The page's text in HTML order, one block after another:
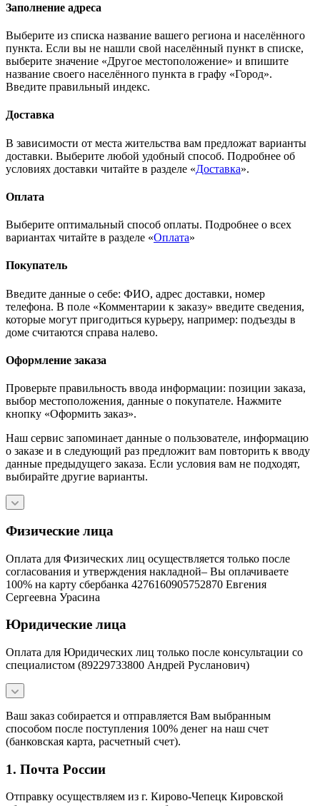
Заполнение адреса
Выберите из списка название вашего региона и населённого
пункта. Если вы не нашли свой населённый пункт в списке,
выберите значение «Другое местоположение» и впишите
название своего населённого пункта в графу «Город».
Введите правильный индекс.
Доставка
В зависимости от места жительства вам предложат варианты
доставки. Выберите любой удобный способ. Подробнее об
условиях доставки читайте в разделе «Доставка».
Оплата
Выберите оптимальный способ оплаты. Подробнее о всех
вариантах читайте в разделе «Оплата»
Покупатель
Введите данные о себе: ФИО, адрес доставки, номер
телефона. В поле «Комментарии к заказу» введите сведения,
которые могут пригодиться курьеру, например: подъезды в
доме считаются справа налево.
Оформление заказа
Проверьте правильность ввода информации: позиции заказа,
выбор местоположения, данные о покупателе. Нажмите
кнопку «Оформить заказ».
Наш сервис запоминает данные о пользователе, информацию
о заказе и в следующий раз предложит вам повторить к вводу
данные предыдущего заказа. Если условия вам не подходят,
выбирайте другие варианты.
Физические лица
Оплата для Физических лиц осуществляется только после
согласования и утверждения накладной– Вы оплачиваете
100% на карту сбербанка 4276160905752870 Евгения
Сергеевна Урасина
Юридические лица
Оплата для Юридических лиц только после консультации со
специалистом (89229733800 Андрей Русланович)
Ваш заказ собирается и отправляется Вам выбранным
способом после поступления 100% денег на наш счет
(банковская карта, расчетный счет).
1. Почта России
Отправку осуществляем из г. Кирово-Чепецк Кировской